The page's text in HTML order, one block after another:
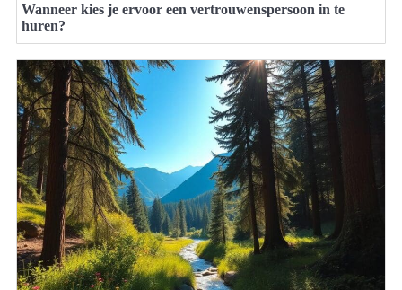
Wanneer kies je ervoor een vertrouwenspersoon in te
huren?